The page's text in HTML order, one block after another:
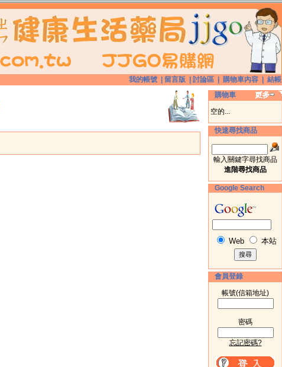
我的帳號 留言版 討論區 購物車內容
結帳
購物車
空的...
快速尋找商品
輸入關鍵字尋找商品
進階尋找商品
Google Search
Web 本站
會員登錄
帳號(信箱地址)
密碼
忘記密碼?